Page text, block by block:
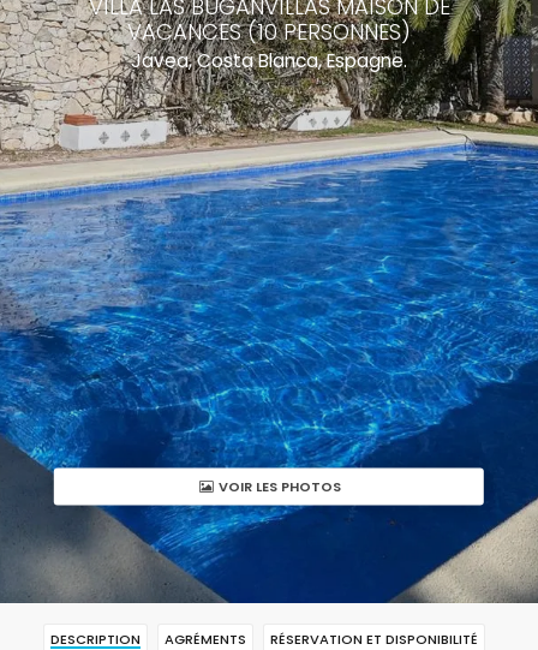
VILLA LAS BUGANVILLAS MAISON DE
VACANCES (10 PERSONNES)
Javea, Costa Blanca, Espagne.
VOIR LES PHOTOS
DESCRIPTION AGRÉMENTS RÉSERVATION ET DISPONIBILITÉ